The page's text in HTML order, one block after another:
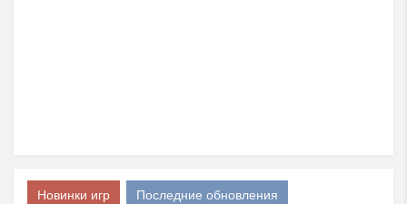
Новинки игр
Последние обновления